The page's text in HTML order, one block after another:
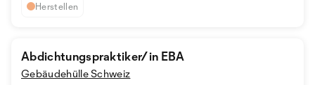
Herstellen
Abdichtungspraktiker/in EBA
Gebäudehülle Schweiz